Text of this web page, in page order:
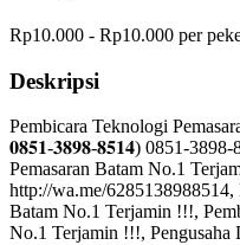
Rp10.000 - Rp10.000 per
Deskripsi
Pembicara Teknologi
𝟎𝟖𝟓𝟏-𝟑𝟖𝟗𝟖-𝟖𝟓𝟏𝟒) 0851-3898-
Pemasaran Batam No.1
http://wa.me/6285138988514,
Batam No.1 Terjamin !!!,
No.1 Terjamin !!!,